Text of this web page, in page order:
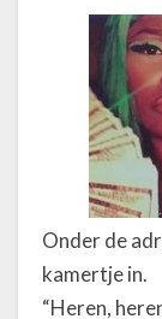
Onder de
kamertje in.
“Heren,